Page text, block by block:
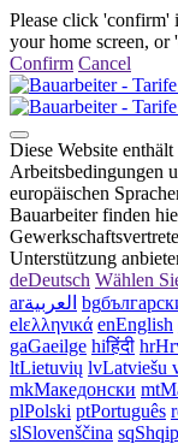
Please click 'confirm'
your home screen, or
Confirm Cancel
Diese Website
Arbeitsbedingungen
europäischen
Bauarbeiter finden
Unterstützung
deDeutsch Wählen
arالعربية bg
elελληνικά enEnglish
gaGaeilge hiहिंदी hr
ltLietuvių lvLatviešu
mkМакедонски mt
plPolski ptPortuguês
slSlovenščina sq